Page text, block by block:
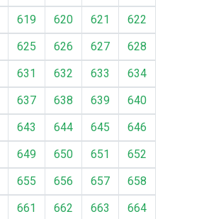
619 620 621
622
625 626 627
628
631 632 633
634
637 638 639
640
643 644 645
646
649 650 651
652
655 656 657
658
661 662 663
664